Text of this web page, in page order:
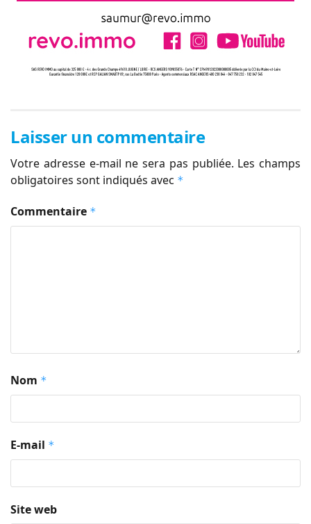
Laisser un commentaire
Votre adresse e-mail ne sera pas publiée. Les champs
obligatoires sont indiqués avec *
Commentaire *
Nom *
E-mail *
Site web